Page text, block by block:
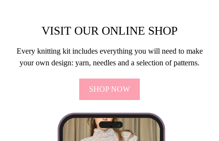
VISIT OUR ONLINE SHOP
Every knitting kit includes everything you will need to make
your own design: yarn, needles and a selection of patterns.
SHOP NOW